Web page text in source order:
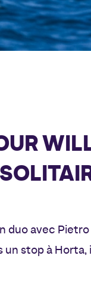
duo avec
un stop à Horta,